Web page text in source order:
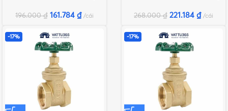
196.000₫ 161.784 ₫ cái 268.000₫ 221.184 ₫ cái
-17% -17%